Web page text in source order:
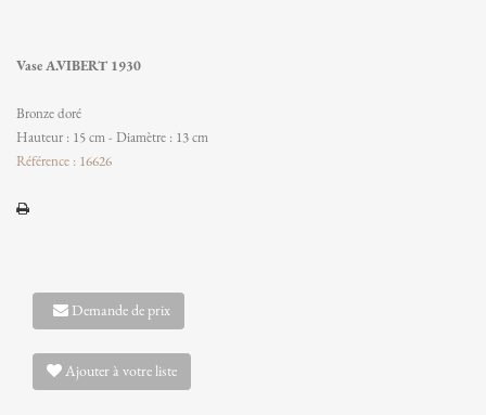
Vase A.VIBERT 1930
Bronze doré
Hauteur : 15 cm - Diamètre : 13 cm
Référence : 16626
Demande de prix
Ajouter à votre liste